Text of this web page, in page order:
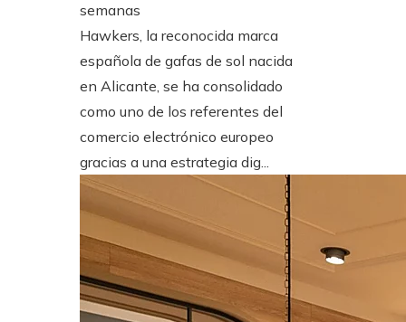
semanas
Hawkers, la reconocida marca
española de gafas de sol nacida
en Alicante, se ha consolidado
como uno de los referentes del
comercio electrónico europeo
gracias a una estrategia dig...